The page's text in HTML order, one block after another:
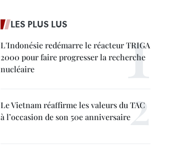
LES PLUS LUS
L'Indonésie redémarre le réacteur TRIGA
2000 pour faire progresser la recherche
nucléaire
Le Vietnam réaffirme les valeurs du TAC
à l’occasion de son 50e anniversaire